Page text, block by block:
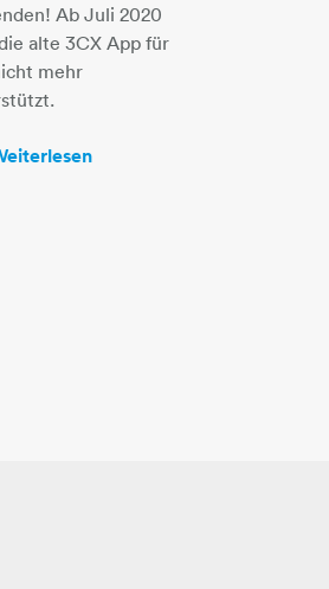
Ab Juli 2020
alte 3CX App für
mehr